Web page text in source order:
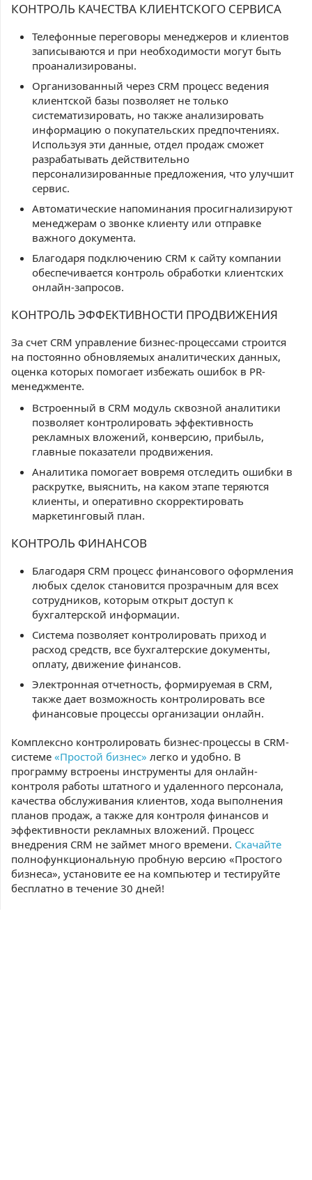
КОНТРОЛЬ КАЧЕСТВА КЛИЕНТСКОГО СЕРВИСА
Телефонные переговоры менеджеров и клиентов
записываются и при необходимости могут быть
проанализированы.
Организованный через CRM процесс ведения
клиентской базы позволяет не только
систематизировать, но также анализировать
информацию о покупательских предпочтениях.
Используя эти данные, отдел продаж сможет
разрабатывать действительно
персонализированные предложения, что улучшит
сервис.
Автоматические напоминания просигнализируют
менеджерам о звонке клиенту или отправке
важного документа.
Благодаря подключению CRM к сайту компании
обеспечивается контроль обработки клиентских
онлайн-запросов.
КОНТРОЛЬ ЭФФЕКТИВНОСТИ ПРОДВИЖЕНИЯ
За счет CRM управление бизнес-процессами строится
на постоянно обновляемых аналитических данных,
оценка которых помогает избежать ошибок в PR-
менеджменте.
Встроенный в CRM модуль сквозной аналитики
позволяет контролировать эффективность
рекламных вложений, конверсию, прибыль,
главные показатели продвижения.
Аналитика помогает вовремя отследить ошибки в
раскрутке, выяснить, на каком этапе теряются
клиенты, и оперативно скорректировать
маркетинговый план.
КОНТРОЛЬ ФИНАНСОВ
Благодаря CRM процесс финансового оформления
любых сделок становится прозрачным для всех
сотрудников, которым открыт доступ к
бухгалтерской информации.
Система позволяет контролировать приход и
расход средств, все бухгалтерские документы,
оплату, движение финансов.
Электронная отчетность, формируемая в CRM,
также дает возможность контролировать все
финансовые процессы организации онлайн.
Комплексно контролировать бизнес-процессы в CRM-
системе «Простой бизнес» легко и удобно. В
программу встроены инструменты для онлайн-
контроля работы штатного и удаленного персонала,
качества обслуживания клиентов, хода выполнения
планов продаж, а также для контроля финансов и
эффективности рекламных вложений. Процесс
внедрения CRM не займет много времени. Скачайте
полнофункциональную пробную версию «Простого
бизнеса», установите ее на компьютер и тестируйте
бесплатно в течение 30 дней!